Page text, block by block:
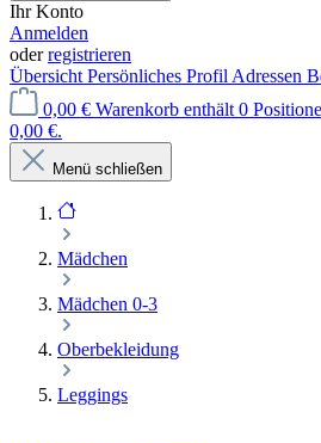
Ihr Konto
Anmelden
oderregistrieren
Übersicht Persönliches Profil Adressen
0,00 € Warenkorb enthält 0
0,00 €.
Menü schließen
Mädchen
Mädchen 0-3
Oberbekleidung
Leggings